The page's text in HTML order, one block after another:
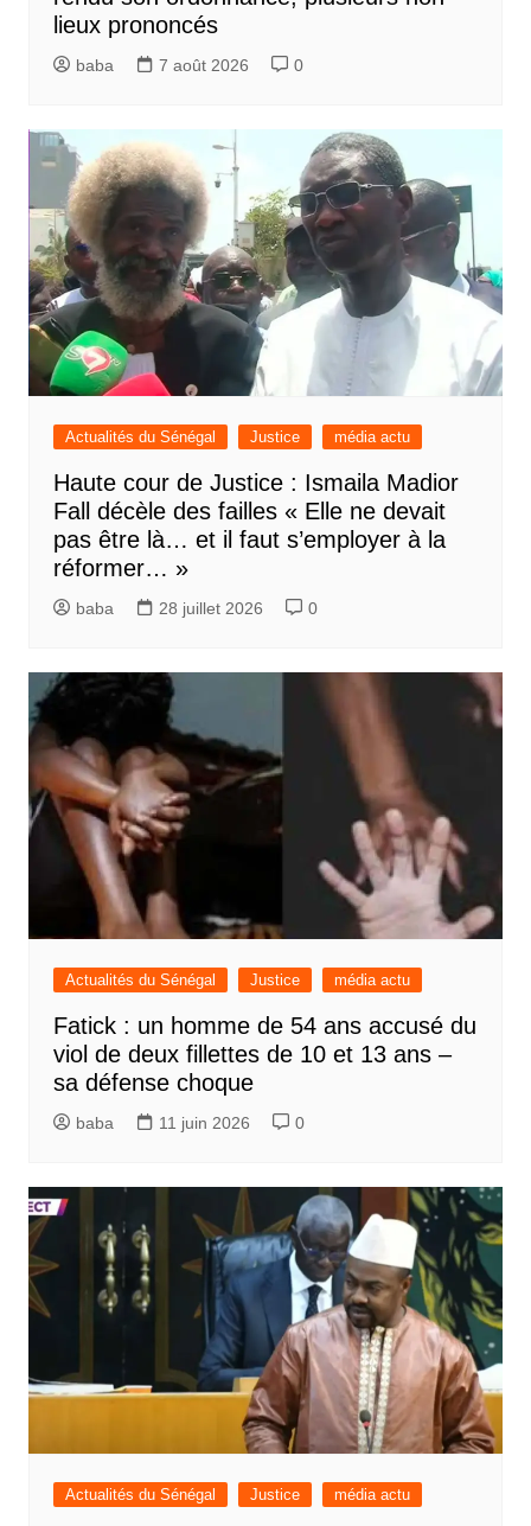
lieux prononcés
baba 7 août 2026 0
Actualités du Sénégal Justice média actu
Haute cour de Justice : Ismaila Madior
Fall décèle des failles « Elle ne devait
pas être là… et il faut s’employer à la
réformer… »
baba 28 juillet 2026 0
Actualités du Sénégal Justice média actu
Fatick : un homme de 54 ans accusé du
viol de deux fillettes de 10 et 13 ans –
sa défense choque
baba 11 juin 2026 0
Actualités du Sénégal Justice média actu